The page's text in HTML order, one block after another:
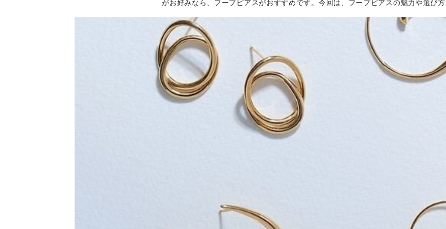
がお好みなら、フープピアスがおすすめです。今回は、フープピアスの魅力や選び方